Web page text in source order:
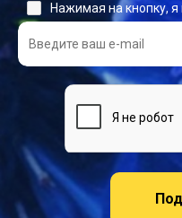
Нажимая на кнопку,